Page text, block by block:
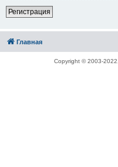
Регистрация
Главная
Copyright © 2003-2022,